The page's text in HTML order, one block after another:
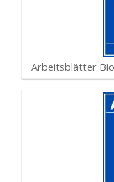
Arbeitsblätter